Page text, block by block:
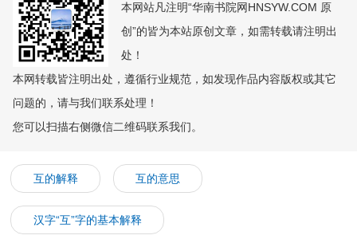
本网站凡注明“华南书院网HNSYW.COM 原
创”的皆为本站原创文章，如需转载请注明出
处！
本网转载皆注明出处，遵循行业规范，如发现作品内容版权或其它
问题的，请与我们联系处理！
您可以扫描右侧微信二维码联系我们。
互的解释 互的意思
汉字“互”字的基本解释